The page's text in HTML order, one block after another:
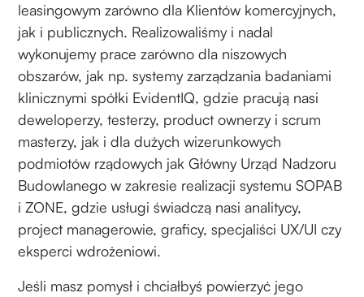
leasingowym zarówno dla Klientów komercyjnych,
jak i publicznych. Realizowaliśmy i nadal
wykonujemy prace zarówno dla niszowych
obszarów, jak np. systemy zarządzania badaniami
klinicznymi spółki EvidentIQ, gdzie pracują nasi
deweloperzy, testerzy, product ownerzy i scrum
masterzy, jak i dla dużych wizerunkowych
podmiotów rządowych jak Główny Urząd Nadzoru
Budowlanego w zakresie realizacji systemu SOPAB
i ZONE, gdzie usługi świadczą nasi analitycy,
project managerowie, graficy, specjaliści UX/UI czy
eksperci wdrożeniowi.
Jeśli masz pomysł i chciałbyś powierzyć jego